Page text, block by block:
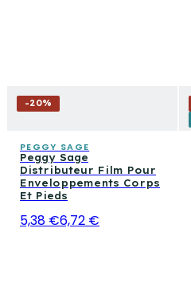
-20%
PEGGY SAGE
Peggy Sage
Distributeur Film Pour
Enveloppements Corps
Et Pieds
5,38 €6,72 €